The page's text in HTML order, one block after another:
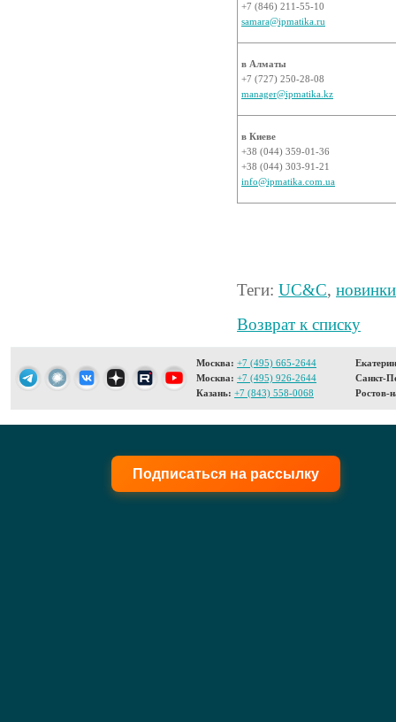
+7 (846) 211-55-10
samara@ipmatika.ru
в Алматы
+7 (727) 250-28-08
manager@ipmatika.kz
в Киеве
+38 (044) 359-01-36
+38 (044) 303-91-21
info@ipmatika.com.ua
Теги: UC&C, новинки
Возврат к списку
Москва: +7 (495) 665-2644
Москва: +7 (495) 926-2644
Казань: +7 (843) 558-0068
Санкт-
Ростов-
Подписаться на рассылку